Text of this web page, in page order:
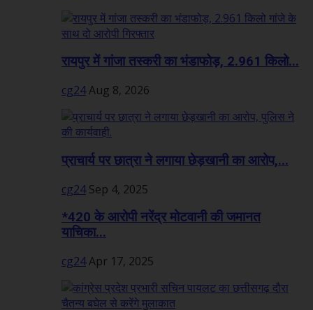
रायपुर में गांजा तस्करी का भंडाफोड़, 2.961 किलो...
cg24Aug 8, 2026
प्राचार्य पर छात्रा ने लगाया छेड़खानी का आरोप,...
cg24 Sep 4, 2025
*420 के आरोपी नरेंद्र मोटवानी की जमानत
याचिका...
cg24Apr 17, 2025